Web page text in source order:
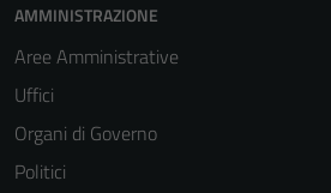
AMMINISTRAZIONE
Aree Amministrative
Uffici
Organi di Governo
Politici